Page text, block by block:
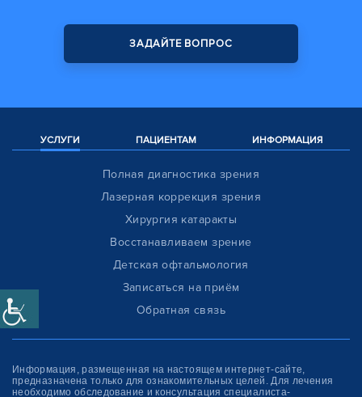
ЗАДАЙТЕ ВОПРОС
УСЛУГИ ПАЦИЕНТАМ ИНФОРМАЦИЯ
Полная диагностика зрения
Лазерная коррекция зрения
Хирургия катаракты
Восстанавливаем зрение
Детская офтальмология
Записаться на приём
Обратная связь
Информация, размещенная на настоящем интернет-сайте,
предназначена только для ознакомитель­ных целей. Для лечения
необходимо обследование и консультация специалиста-